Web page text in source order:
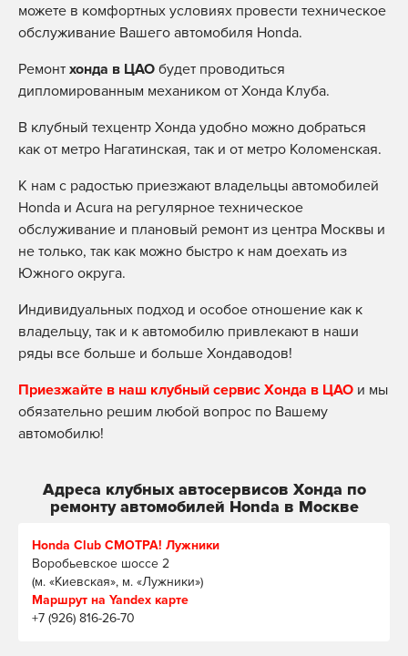
можете в комфортных условиях провести техническое
обслуживание Вашего автомобиля Honda.
Ремонт хонда в ЦАО будет проводиться
дипломированным механиком от Хонда Клуба.
В клубный техцентр Хонда удобно можно добраться
как от метро Нагатинская, так и от метро Коломенская.
К нам с радостью приезжают владельцы автомобилей
Honda и Acura на регулярное техническое
обслуживание и плановый ремонт из центра Москвы и
не только, так как можно быстро к нам доехать из
Южного округа.
Индивидуальных подход и особое отношение как к
владельцу, так и к автомобилю привлекают в наши
ряды все больше и больше Хондаводов!
Приезжайте в наш клубный сервис Хонда в ЦАО и мы
обязательно решим любой вопрос по Вашему
автомобилю!
Адреса клубных автосервисов Хонда по
ремонту автомобилей Honda в Москве
Honda Club СМОТРА! Лужники
Воробьевское шоссе 2
(м. «Киевская», м. «Лужники»)
Маршрут на Yandex карте
+7 (926) 816-26-70